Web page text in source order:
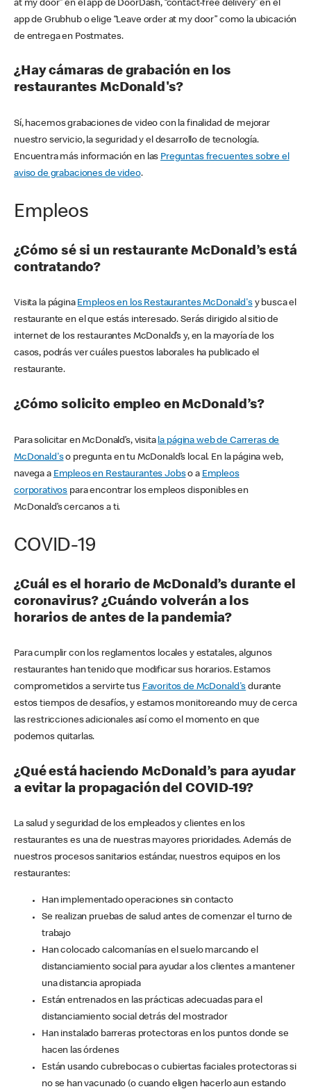
at my door” en el app de DoorDash, “contact-free delivery” en el
app de Grubhub o elige “Leave order at my door” como la ubicación
de entrega en Postmates.
¿Hay cámaras de grabación en los
restaurantes McDonald's?
Sí, hacemos grabaciones de video con la finalidad de mejorar
nuestro servicio, la seguridad y el desarrollo de tecnología.
Encuentra más información en las Preguntas frecuentes sobre el
aviso de grabaciones de video.
Empleos
¿Cómo sé si un restaurante McDonald’s está
contratando?
Visita la página Empleos en los Restaurantes McDonald'sy busca el
restaurante en el que estás interesado. Serás dirigido al sitio de
internet de los restaurantes McDonald’s y, en la mayoría de los
casos, podrás ver cuáles puestos laborales ha publicado el
restaurante.
¿Cómo solicito empleo en McDonald’s?
Para solicitar en McDonald’s, visita la página web de Carreras de
McDonald'so pregunta en tu McDonald’s local. En la página web,
navega a Empleos en Restaurantes Jobso a Empleos
corporativos para encontrar los empleos disponibles en
McDonald’s cercanos a ti.
COVID-19
¿Cuál es el horario de McDonald’s durante el
coronavirus? ¿Cuándo volverán a los
horarios de antes de la pandemia?
Para cumplir con los reglamentos locales y estatales, algunos
restaurantes han tenido que modificar sus horarios. Estamos
comprometidos a servirte tus Favoritos de McDonald's durante
estos tiempos de desafíos, y estamos monitoreando muy de cerca
las restricciones adicionales así como el momento en que
podemos quitarlas.
¿Qué está haciendo McDonald’s para ayudar
a evitar la propagación del COVID-19?
La salud y seguridad de los empleados y clientes en los
restaurantes es una de nuestras mayores prioridades. Además de
nuestros procesos sanitarios estándar, nuestros equipos en los
restaurantes:
Han implementado operaciones sin contacto
Se realizan pruebas de salud antes de comenzar el turno de
trabajo
Han colocado calcomanías en el suelo marcando el
distanciamiento social para ayudar a los clientes a mantener
una distancia apropiada
Están entrenados en las prácticas adecuadas para el
distanciamiento social detrás del mostrador
Han instalado barreras protectoras en los puntos donde se
hacen las órdenes
Están usando cubrebocas o cubiertas faciales protectoras si
no se han vacunado (o cuando eligen hacerlo aun estando